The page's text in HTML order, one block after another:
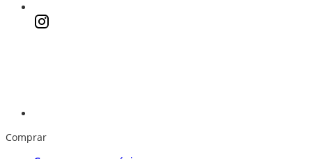
Comprar